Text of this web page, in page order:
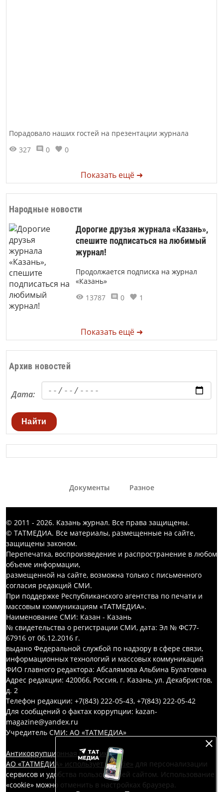
Порадовало наших гостей на презентации журнала
327
0 0
Показать ещё ➜
Народные новости
Дорогие друзья журнала «Казань»,
спешите подписаться на любимый
журнал!
Продолжается подписка на журнал
«Казань»
13787
0 1
Показать ещё ➜
Архив новостей
Дата:
Найти
Документы Разное
© 2011 - 2026. Казань журнал. Все права защищены.
© ТАТМЕДИА. Все материалы, размещенные на сайте,
защищены законом.
Перепечатка, воспроизведение и распространение в любом
объеме информации,
размещенной на сайте, возможна только с письменного
согласия редакций СМИ.
При поддержке Республиканского агентства по печати и
массовым коммуникациям «ТАТМЕДИА».
Наименование СМИ: Казан - Казань
№ свидетельства о регистрации СМИ, дата: Эл № ФС77-
67916 от 06.12.2016 г.
выдано Федеральной службой по надзору в сфере связи,
информационных технологий и массовых коммуникаций
ФИО главного редактора: Абсалямова Альбина Булатовна
Адрес редакции: 420066, Россия, г. Казань, ул. Декабристов,
д. 2
Телефон редакции: +7(843) 222-05-43, +7(843) 222-05-42
Для сообщений о фактах коррупции: kazan-
magazine@yandex.ru
Учредитель СМИ: АО «ТАТМЕДИА»
Антикоррупционная политика
АО «ТАТМЕДИА» использует «cookie» для персонализации
сервисов и удобства пользователей сайтом. Использование
«cookie» можно отменить в настройках браузера.